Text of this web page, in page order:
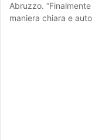
Abruzzo.
maniera chiara e